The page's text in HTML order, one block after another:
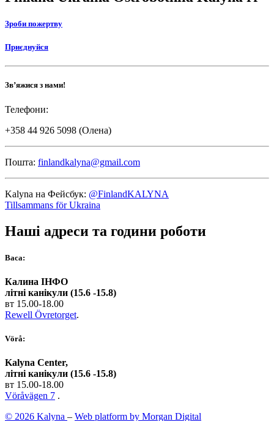
Зроби пожертву
Приєднуйся
Зв’яжися з нами!
Телефони:
+358 44 926 5098 (Олена)
Пошта: finlandkalyna@gmail.com
Kalyna на Фейсбук: @FinlandKALYNA
Tillsammans för Ukraina
Наші адреси та години роботи
Васа:
Калина ІНФО
літні канікули (15.6 -15.8)
вт 15.00-18.00
Rewell Övretorget.
Vörå:
Kalyna Center,
літні канікули (15.6 -15.8)
вт 15.00-18.00
Vöråvägen 7 .
© 2026 Kalyna – Web platform by Morgan Digital